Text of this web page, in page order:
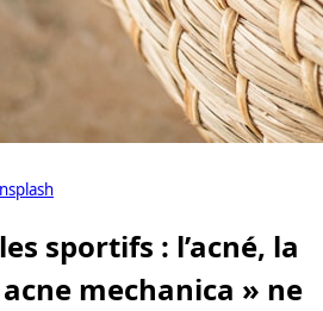
sportifs : l’acné, la
mechanica » ne